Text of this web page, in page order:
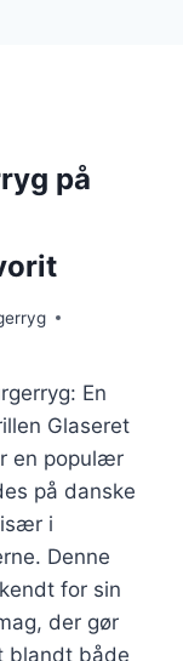
på
En
Glaseret
en populær
på danske
i
Denne
for sin
der gør
blandt både